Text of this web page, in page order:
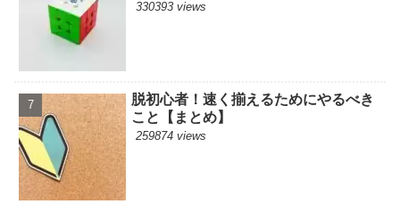
330393 views
脱初心者！速く揃えるためにやるべき
こと【まとめ】
259874 views